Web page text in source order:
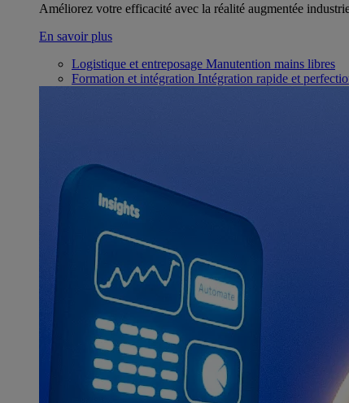
Améliorez votre efficacité avec la réalité augmentée
En savoir plus
Logistique et entreposage Manutention mains libres
Formation et intégration Intégration rapide et